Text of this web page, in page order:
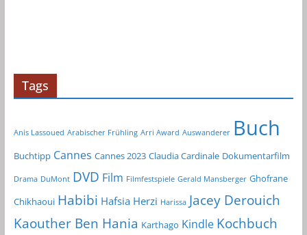
Tags
Anis Lassoued Arabischer Frühling Arri Award Auswanderer Buch
Buchtipp Cannes Cannes 2023 Claudia Cardinale Dokumentarfilm
Drama DuMont DVD Film Filmfestspiele Gerald Mansberger Ghofrane
Chikhaoui Habibi Hafsia Herzi Harissa Jacey Derouich
Kaouther Ben Hania Karthago Kindle Kochbuch